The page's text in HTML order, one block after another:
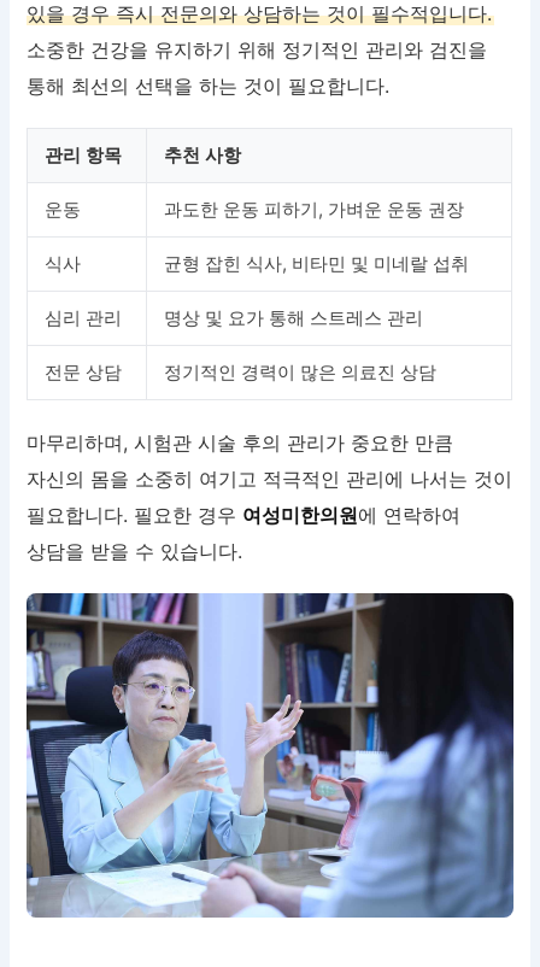
있을 경우 즉시 전문의와 상담하는 것이 필수적입니다.
소중한 건강을 유지하기 위해 정기적인 관리와 검진을
통해 최선의 선택을 하는 것이 필요합니다.
관리 항목 추천 사항
운동 과도한 운동 피하기, 가벼운 운동 권장
식사 균형 잡힌 식사, 비타민 및 미네랄 섭취
심리 관리 명상 및 요가 통해 스트레스 관리
전문 상담 정기적인 경력이 많은 의료진 상담
마무리하며, 시험관 시술 후의 관리가 중요한 만큼
자신의 몸을 소중히 여기고 적극적인 관리에 나서는 것이
필요합니다. 필요한 경우 여성미한의원에 연락하여
상담을 받을 수 있습니다.